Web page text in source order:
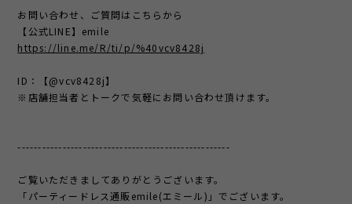
お問い合わせ、ご質問はこちらから
【公式LINE】emile
https://line.me/R/ti/p/%40vcv8428j
ID：【@vcv8428j】
※店舗担当者とトークで気軽にお問い合わせ頂けます。
----------------------------------------------------
ご覧いただきましてありがとうございます。
「パーティードレス通販emile(エミール)」でございます。